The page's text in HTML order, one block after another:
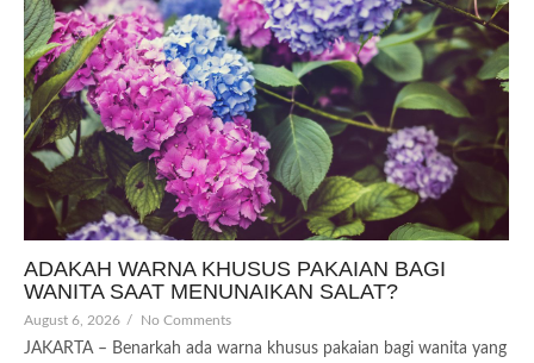
ADAKAH WARNA KHUSUS PAKAIAN BAGI
WANITA SAAT MENUNAIKAN SALAT?
August 6, 2026 / No Comments
JAKARTA – Benarkah ada warna khusus pakaian bagi wanita yang